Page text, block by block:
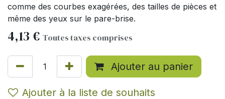
comme des courbes exagérées, des tailles de pièces et
même des yeux sur le pare-brise.
4,13 € Toutes taxes comprises
Ajouter au panier
Ajouter à la liste de souhaits